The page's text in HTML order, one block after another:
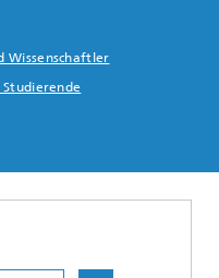
Wissenschaftler
Studierende